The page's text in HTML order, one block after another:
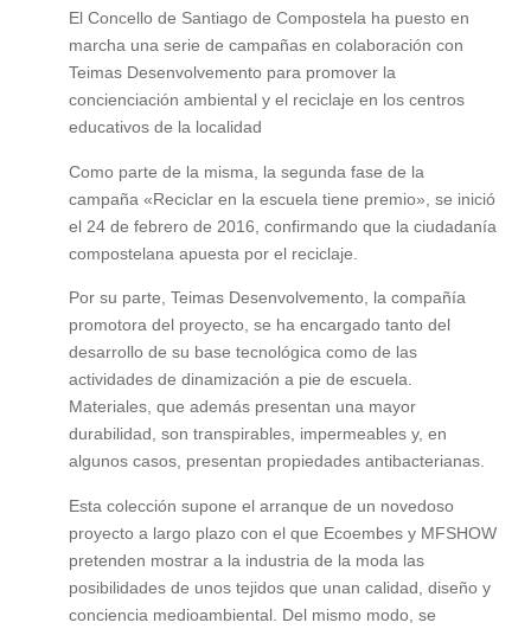
El Concello de Santiago de Compostela ha puesto en
marcha una serie de campañas en colaboración con
Teimas Desenvolvemento para promover la
concienciación ambiental y el reciclaje en los centros
educativos de la localidad
Como parte de la misma, la segunda fase de la
campaña «Reciclar en la escuela tiene premio», se inició
el 24 de febrero de 2016, confirmando que la ciudadanía
compostelana apuesta por el reciclaje.
Por su parte, Teimas Desenvolvemento, la compañía
promotora del proyecto, se ha encargado tanto del
desarrollo de su base tecnológica como de las
actividades de dinamización a pie de escuela.
Materiales, que además presentan una mayor
durabilidad, son transpirables, impermeables y, en
algunos casos, presentan propiedades antibacterianas.
Esta colección supone el arranque de un novedoso
proyecto a largo plazo con el que Ecoembes y MFSHOW
pretenden mostrar a la industria de la moda las
posibilidades de unos tejidos que unan calidad, diseño y
conciencia medioambiental. Del mismo modo, se